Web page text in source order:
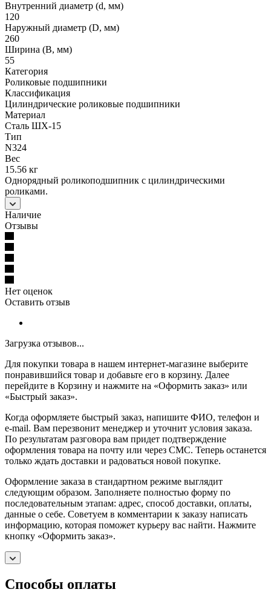
Внутренний диаметр (d, мм)
120
Наружный диаметр (D, мм)
260
Ширина (B, мм)
55
Категория
Роликовые подшипники
Классификация
Цилиндрические роликовые подшипники
Материал
Сталь ШХ-15
Тип
N324
Вес
15.56 кг
Однорядный роликоподшипник с цилиндрическими
роликами.
Наличие
Отзывы
Нет оценок
Оставить отзыв
Загрузка отзывов...
Для покупки товара в нашем интернет-магазине выберите
понравившийся товар и добавьте его в корзину. Далее
перейдите в Корзину и нажмите на «Оформить заказ» или
«Быстрый заказ».
Когда оформляете быстрый заказ, напишите ФИО, телефон и
e-mail. Вам перезвонит менеджер и уточнит условия заказа.
По результатам разговора вам придет подтверждение
оформления товара на почту или через СМС. Теперь останется
только ждать доставки и радоваться новой покупке.
Оформление заказа в стандартном режиме выглядит
следующим образом. Заполняете полностью форму по
последовательным этапам: адрес, способ доставки, оплаты,
данные о себе. Советуем в комментарии к заказу написать
информацию, которая поможет курьеру вас найти. Нажмите
кнопку «Оформить заказ».
Способы оплаты